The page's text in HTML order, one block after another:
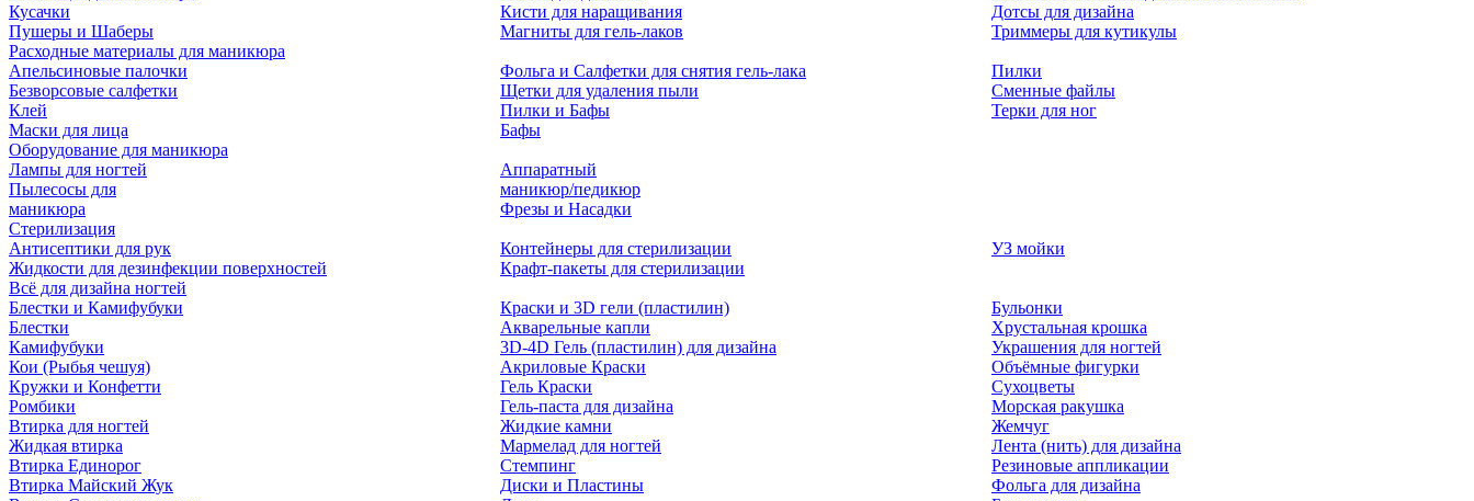
Кусачки
Пушеры и Шаберы
Кисти для наращивания
Магниты для гель-лаков
Дотсы для дизайна
Триммеры для кутикулы
Расходные материалы для маникюра
Апельсиновые палочки
Безворсовые салфетки
Клей
Маски для лица
Фольга и Салфетки для снятия гель-лака
Щетки для удаления пыли
Пилки и Бафы
Бафы
Пилки
Сменные файлы
Терки для ног
Оборудование для маникюра
Лампы для ногтей
Пылесосы для
маникюра
Аппаратный
маникюр/педикюр
Фрезы и Насадки
Стерилизация
Антисептики для рук
Жидкости для дезинфекции поверхностей
Контейнеры для стерилизации
Крафт-пакеты для стерилизации
УЗ мойки
Всё для дизайна ногтей
Блестки и Камифубуки
Блестки
Камифубуки
Кои (Рыбья чешуя)
Кружки и Конфетти
Ромбики
Втирка для ногтей
Жидкая втирка
Втирка Единорог
Втирка Майский Жук
Краски и 3D гели (пластилин)
Акварельные капли
3D-4D Гель (пластилин) для дизайна
Акриловые Краски
Гель Краски
Гель-паста для дизайна
Жидкие камни
Мармелад для ногтей
Стемпинг
Диски и Пластины
Бульонки
Хрустальная крошка
Украшения для ногтей
Объёмные фигурки
Сухоцветы
Морская ракушка
Жемчуг
Лента (нить) для дизайна
Резиновые аппликации
Фольга для дизайна